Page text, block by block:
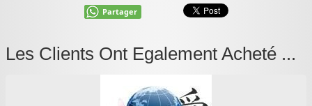
Partager
Les Clients Ont Egalement Acheté ...